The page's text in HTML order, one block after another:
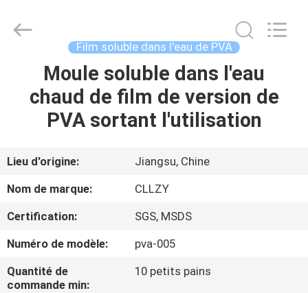
MAISON
PRODUITS
À
DE
NOUS
Greencradleland
Macromolecule
Film soluble dans l'eau de PVA
Moule soluble dans l'eau
chaud de film de version de
PVA sortant l'utilisation
Lieu d'origine:
Jiangsu, Chine
Nom de marque:
CLLZY
Certification:
SGS, MSDS
Numéro de modèle:
pva-005
Quantité de
commande min:
10 petits pains